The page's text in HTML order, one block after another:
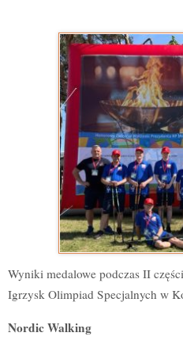
Wyniki medalowe podczas II
Igrzysk Olimpiad Specjalnych w
Nordic Walking